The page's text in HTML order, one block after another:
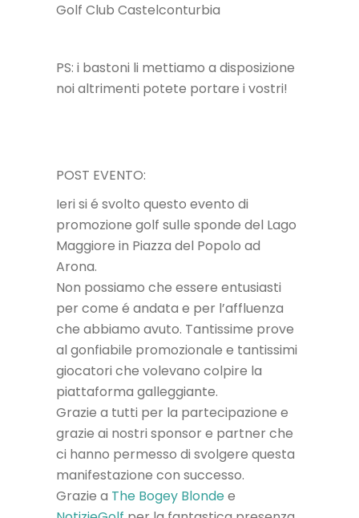
Golf Club Castelconturbia
PS: i bastoni li mettiamo a disposizione
noi altrimenti potete portare i vostri!
POST EVENTO:
Ieri si é svolto questo evento di
promozione golf sulle sponde del Lago
Maggiore in Piazza del Popolo ad
Arona.
Non possiamo che essere entusiasti
per come é andata e per l’affluenza
che abbiamo avuto. Tantissime prove
al gonfiabile promozionale e tantissimi
giocatori che volevano colpire la
piattaforma galleggiante.
Grazie a tutti per la partecipazione e
grazie ai nostri sponsor e partner che
ci hanno permesso di svolgere questa
manifestazione con successo.
Grazie a The Bogey Blondee